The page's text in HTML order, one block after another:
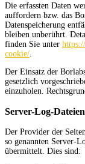
Die erfassten Daten
auffordern bzw. das
Datenspeicherung
bleiben unberührt.
finden Sie unter
cookie/
Der Einsatz der
gesetzlich
einzuholen.
Server-Log-Dateien
Der Provider der
so genannten Server-
übermittelt. Dies sind: